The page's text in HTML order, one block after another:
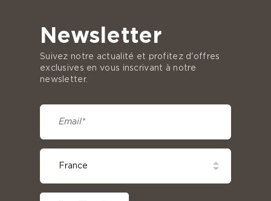
Newsletter
Suivez notre actualité et profitez d'offres
exclusives en vous inscrivant à notre
newsletter.